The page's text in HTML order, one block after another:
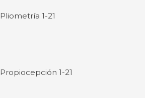
Pliometría 1-21
Propiocepción 1-21